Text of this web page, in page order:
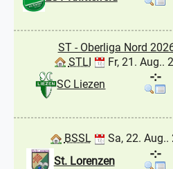
ST - Oberliga Nord
STLI
Fr, 21. Aug..
SC Liezen
-:-
BSSL Sa, 22. Aug..
St. Lorenzen
-:-